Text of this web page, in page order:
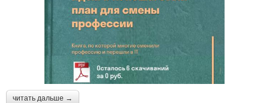
читать дальше →